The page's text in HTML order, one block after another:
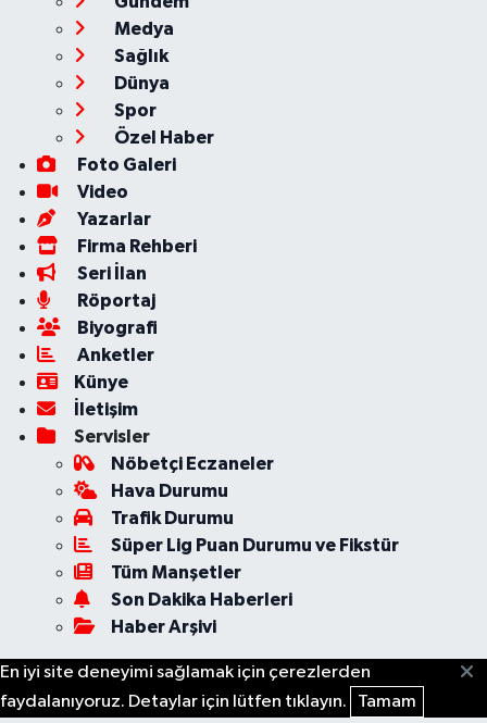
Medya
Sağlık
Dünya
Spor
Özel Haber
Foto Galeri
Video
Yazarlar
Firma Rehberi
Seri İlan
Röportaj
Biyografi
Anketler
Künye
İletişim
Servisler
Nöbetçi Eczaneler
Hava Durumu
Trafik Durumu
Süper Lig Puan Durumu ve Fikstür
Tüm Manşetler
Son Dakika Haberleri
Haber Arşivi
En iyi site deneyimi sağlamak için çerezlerden
faydalanıyoruz. Detaylar için lütfen tıklayın.
Tamam